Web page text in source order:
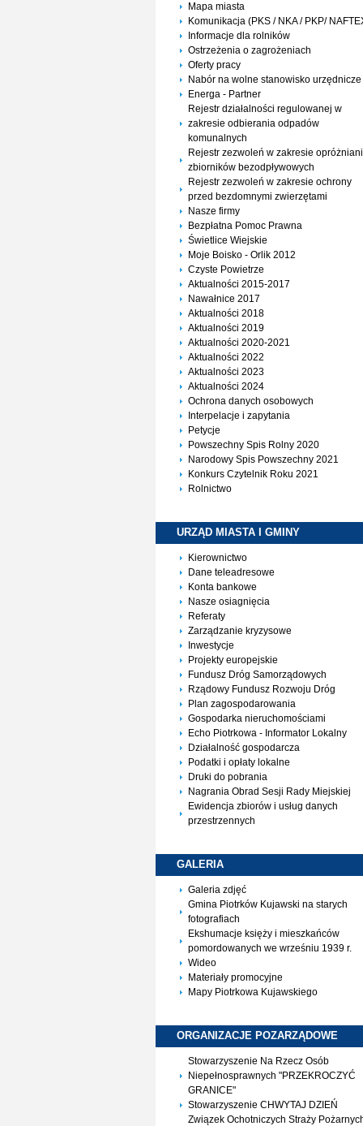
Mapa miasta
Komunikacja (PKS / NKA / PKP/
Informacje dla rolników
Ostrzeżenia o zagrożeniach
Oferty pracy
Nabór na wolne stanowisko urzędnicze
Energa - Partner
Rejestr działalności regulowanej w
zakresie odbierania odpadów
komunalnych
Rejestr zezwoleń w zakresie
zbiorników bezodpływowych
Rejestr zezwoleń w zakresie ochrony
przed bezdomnymi zwierzętami
Nasze firmy
Bezpłatna Pomoc Prawna
Świetlice Wiejskie
Moje Boisko - Orlik 2012
Czyste Powietrze
Aktualności 2015-2017
Nawałnice 2017
Aktualności 2018
Aktualności 2019
Aktualności 2020-2021
Aktualności 2022
Aktualności 2023
Aktualności 2024
Ochrona danych osobowych
Interpelacje i zapytania
Petycje
Powszechny Spis Rolny 2020
Narodowy Spis Powszechny 2021
Konkurs Czytelnik Roku 2021
Rolnictwo
URZĄD MIASTA I GMINY
Kierownictwo
Dane teleadresowe
Konta bankowe
Nasze osiagnięcia
Referaty
Zarządzanie kryzysowe
Inwestycje
Projekty europejskie
Fundusz Dróg Samorządowych
Rządowy Fundusz Rozwoju Dróg
Plan zagospodarowania
Gospodarka nieruchomościami
Echo Piotrkowa - Informator Lokalny
Działalność gospodarcza
Podatki i opłaty lokalne
Druki do pobrania
Nagrania Obrad Sesji Rady Miejskiej
Ewidencja zbiorów i usług danych
przestrzennych
GALERIA
Galeria zdjęć
Gmina Piotrków Kujawski na starych
fotografiach
Ekshumacje księży i mieszkańców
pomordowanych we wrześniu 1939 r.
Wideo
Materiały promocyjne
Mapy Piotrkowa Kujawskiego
ORGANIZACJE POZARZĄDOWE
Stowarzyszenie Na Rzecz Osób
Niepełnosprawnych "PRZEKROCZYĆ
GRANICE"
Stowarzyszenie CHWYTAJ DZIEŃ
Związek Ochotniczych Straży